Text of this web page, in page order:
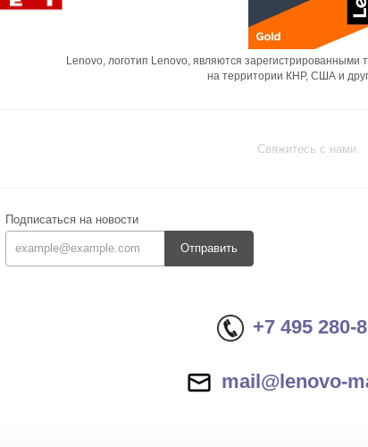
Lenovo, логотип Lenovo, являются
на территории КНР, США и
Свяжитесь с нами
Подписаться на новости
Отправить
+7 495 280-
mail@lenovo-